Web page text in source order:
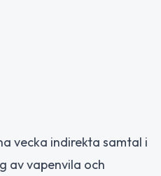
vecka indirekta samtal i
av vapenvila och